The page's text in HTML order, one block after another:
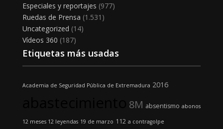
Especiales y reportajes (977)
Ruedas de Prensa (1.531)
Uncategorized (14)
Vídeos 360 (187)
Etiquetas más usadas
Academia de Seguridad Pública de Extremadura 2016
8M absentismo abonos
12 meses 12 leyendas 19 de marzo 112 a contragolpe